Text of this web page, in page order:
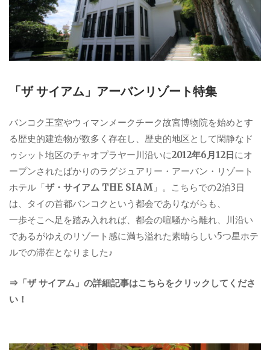
「ザ サイアム」アーバンリゾート特集
バンコク王室やウィマンメークチーク故宮博物院を始めとす
る歴史的建造物が数多く存在し、歴史的地区として閑静なド
ゥシット地区のチャオプラヤー川沿いに2012年6月12日にオ
ープンされたばかりのラグジュアリー・アーバン・リゾート
ホテル「ザ・サイアム THE SIAM 」。こちらでの2泊3日
は、タイの首都バンコクという都会でありながらも、
一歩そこへ足を踏み入れれば、都会の喧騒から離れ、川沿い
であるがゆえのリゾート感に満ち溢れた素晴らしい5つ星ホテ
ルでの滞在となりました♪
⇒「ザ サイアム」の詳細記事はこちらをクリックしてくださ
い！